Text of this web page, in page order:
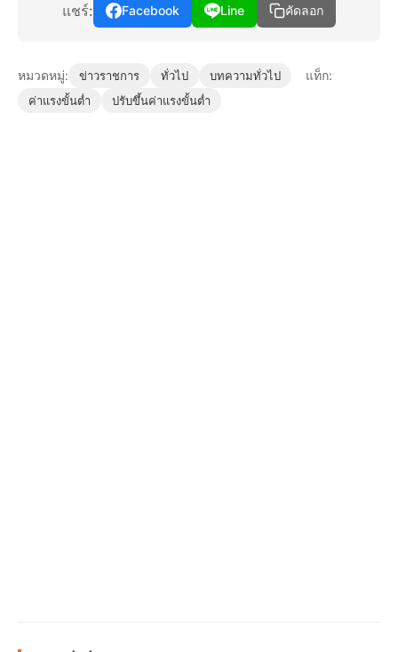
แชร์: Facebook Line คัดลอก
หมวดหมู่: ข่าวราชการ ทั่วไป บทความทั่วไป แท็ก:
ค่าแรงขั้นต่ำ ปรับขึ้นค่าแรงขั้นต่ำ